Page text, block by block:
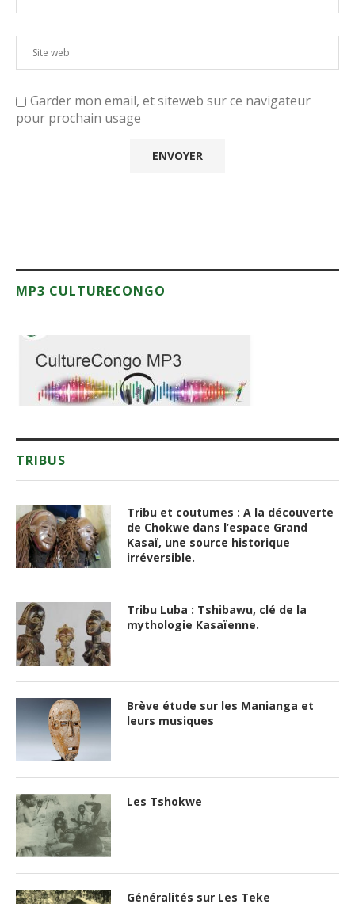
Garder mon email, et siteweb sur ce navigateur
pour prochain usage
MP3 CULTURECONGO
TRIBUS
Tribu et coutumes : A la découverte
de Chokwe dans l’espace Grand
Kasaï, une source historique
irréversible.
Tribu Luba : Tshibawu, clé de la
mythologie Kasaïenne.
Brève étude sur les Manianga et
leurs musiques
Les Tshokwe
Généralités sur Les Teke